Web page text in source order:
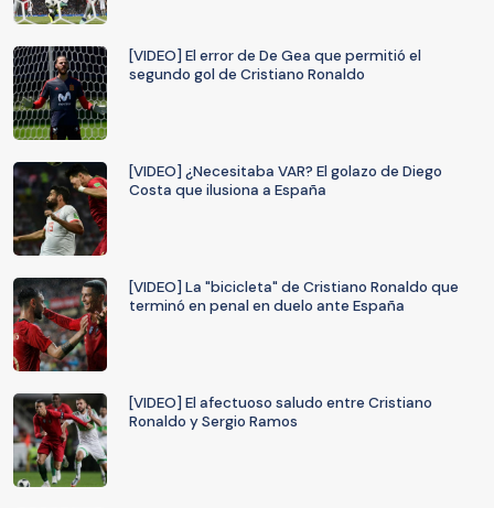
[VIDEO] El error de De Gea que permitió el
segundo gol de Cristiano Ronaldo
[VIDEO] ¿Necesitaba VAR? El golazo de Diego
Costa que ilusiona a España
[VIDEO] La "bicicleta" de Cristiano Ronaldo que
terminó en penal en duelo ante España
[VIDEO] El afectuoso saludo entre Cristiano
Ronaldo y Sergio Ramos